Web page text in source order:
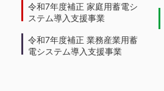
令和7年度補正 家庭用蓄電シ
ステム導入支援事業
令和7年度補正 業務産業用蓄
電システム導入支援事業